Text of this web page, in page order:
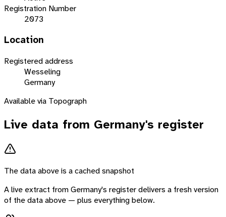
Registration Number
2073
Location
Registered address
Wesseling
Germany
Available via Topograph
Live data from Germany's register
The data above is a cached snapshot
A live extract fromGermany's register delivers a fresh version
of the data above — plus everything below.